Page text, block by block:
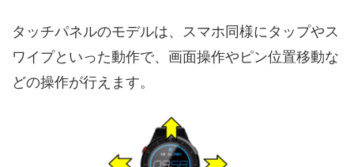
タッチパネルのモデルは、スマホ同様にタップやス
ワイプといった動作で、画面操作やピン位置移動な
どの操作が行えます。